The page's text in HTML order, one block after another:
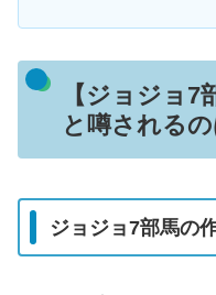
【ジョジョ7
と噂される
ジョジョ7部馬の